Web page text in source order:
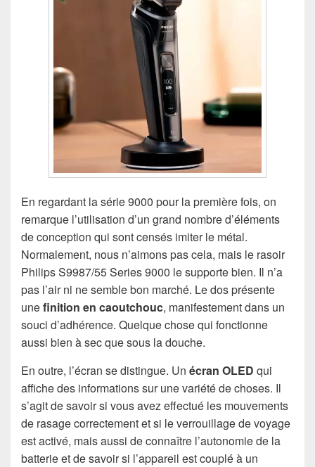
En regardant la série 9000 pour la première fois, on
remarque l’utilisation d’un grand nombre d’éléments
de conception qui sont censés imiter le métal.
Normalement, nous n’aimons pas cela, mais le rasoir
Philips S9987/55 Series 9000 le supporte bien. Il n’a
pas l’air ni ne semble bon marché. Le dos présente
unefinition en caoutchouc, manifestement dans un
souci d’adhérence. Quelque chose qui fonctionne
aussi bien à sec que sous la douche.
En outre, l’écran se distingue. Un écran OLED qui
affiche des informations sur une variété de choses. Il
s’agit de savoir si vous avez effectué les mouvements
de rasage correctement et si le verrouillage de voyage
est activé, mais aussi de connaître l’autonomie de la
batterie et de savoir si l’appareil est couplé à un